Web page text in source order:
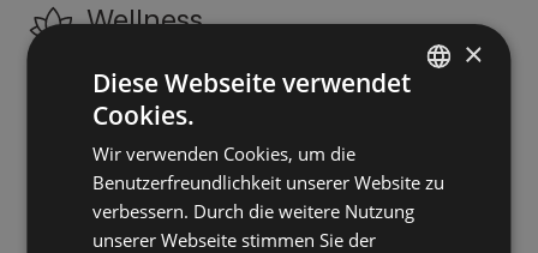
Wellness
Türkisches Dampfbad
Whirlpool
Wellnessbereich/Entspannungsraum
Sauna
Whirlpool
Solarium
×
Diese Webseite verwendet
Cookies.
Wir verwenden Cookies, um die
Benutzerfreundlichkeit unserer Website zu
verbessern. Durch die weitere Nutzung
unserer Webseite stimmen Sie der